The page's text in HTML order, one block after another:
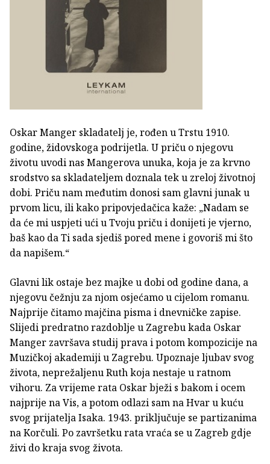
Oskar Manger skladatelj je, rođen u Trstu 1910.
godine, židovskoga podrijetla. U priču o njegovu
životu uvodi nas Mangerova unuka, koja je za krvno
srodstvo sa skladateljem doznala tek u zreloj životnoj
dobi. Priču nam međutim donosi sam glavni junak u
prvom licu, ili kako pripovjedačica kaže: „Nadam se
da će mi uspjeti ući u Tvoju priču i donijeti je vjerno,
baš kao da Ti sada sjediš pored mene i govoriš mi što
da napišem.“
Glavni lik ostaje bez majke u dobi od godine dana, a
njegovu čežnju za njom osjećamo u cijelom romanu.
Najprije čitamo majčina pisma i dnevničke zapise.
Slijedi predratno razdoblje u Zagrebu kada Oskar
Manger završava studij prava i potom kompozicije na
Muzičkoj akademiji u Zagrebu. Upoznaje ljubav svog
života, neprežaljenu Ruth koja nestaje u ratnom
vihoru. Za vrijeme rata Oskar bježi s bakom i ocem
najprije na Vis, a potom odlazi sam na Hvar u kuću
svog prijatelja Isaka. 1943. priključuje se partizanima
na Korčuli. Po završetku rata vraća se u Zagreb gdje
živi do kraja svog života.